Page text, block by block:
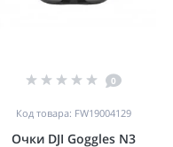
0
Код товара: FW19004129
Очки DJI Goggles N3